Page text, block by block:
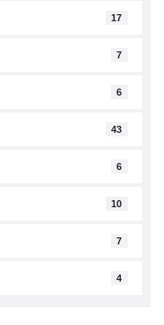
17
7
6
43
6
10
7
4